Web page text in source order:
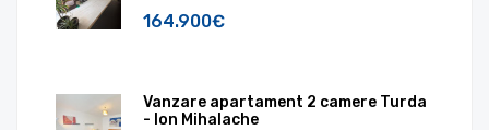
164.900€
Vanzare apartament 2 camere Turda
- Ion Mihalache